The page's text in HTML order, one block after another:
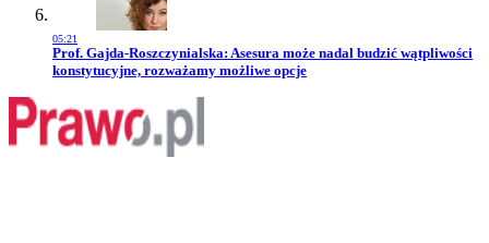
05:21
Przejdź do artykułu:
Prof. Gajda-Roszczynialska: Asesura może nadal budzić wątpliwości
konstytucyjne, rozważamy możliwe opcje